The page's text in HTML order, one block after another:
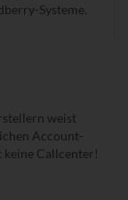
Systeme.
weist
Account-
keine Callcenter!